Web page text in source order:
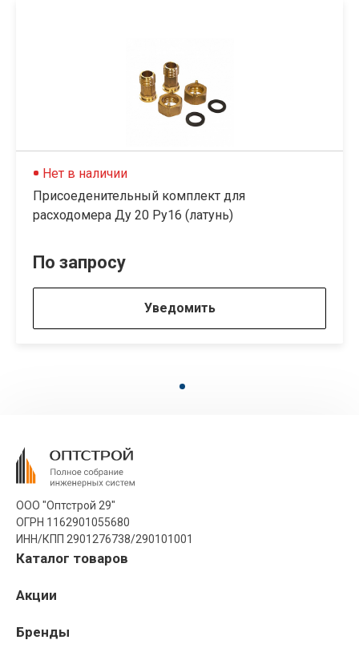
Нет в наличии
Присоеденительный комплект для
расходомера Ду 20 Ру16 (латунь)
По запросу
Уведомить
ООО "Оптстрой 29"
ОГРН 1162901055680
ИНН/КПП 2901276738/290101001
Каталог товаров
Акции
Бренды